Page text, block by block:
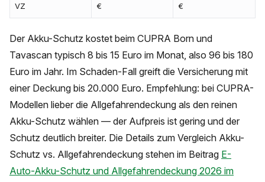
VZ
€
€
Der Akku-Schutz kostet beim CUPRA Born und
Tavascan typisch 8 bis 15 Euro im Monat, also 96 bis 180
Euro im Jahr. Im Schaden-Fall greift die Versicherung mit
einer Deckung bis 20.000 Euro. Empfehlung: bei CUPRA-
Modellen lieber die Allgefahrendeckung als den reinen
Akku-Schutz wählen — der Aufpreis ist gering und der
Schutz deutlich breiter. Die Details zum Vergleich Akku-
Schutz vs. Allgefahrendeckung stehen im Beitrag E-
Auto-Akku-Schutz und Allgefahrendeckung 2026 im